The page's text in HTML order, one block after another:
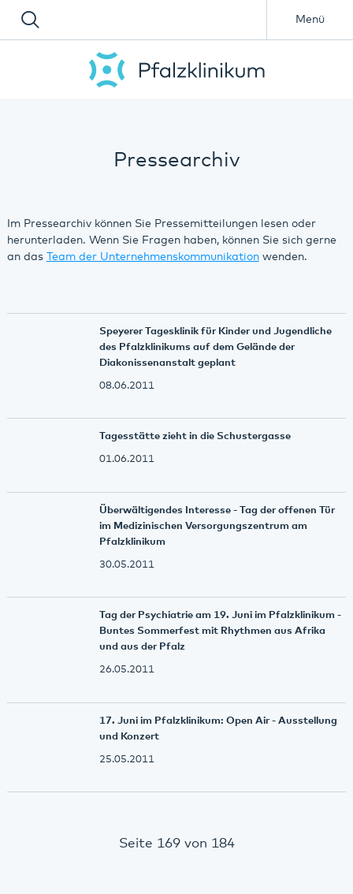
Menü
Pressearchiv
Im Pressearchiv können Sie Pressemitteilungen lesen oder
herunterladen. Wenn Sie Fragen haben, können Sie sich gerne
an das Team der Unternehmenskommunikationwenden.
Speyerer Tagesklinik für Kinder und Jugendliche
des Pfalzklinikums auf dem Gelände der
Diakonissenanstalt geplant
08.06.2011
Tagesstätte zieht in die Schustergasse
01.06.2011
Überwältigendes Interesse - Tag der offenen Tür
im Medizinischen Versorgungszentrum am
Pfalzklinikum
30.05.2011
Tag der Psychiatrie am 19. Juni im Pfalzklinikum -
Buntes Sommerfest mit Rhythmen aus Afrika
und aus der Pfalz
26.05.2011
17. Juni im Pfalzklinikum: Open Air - Ausstellung
und Konzert
25.05.2011
Seite 169 von 184